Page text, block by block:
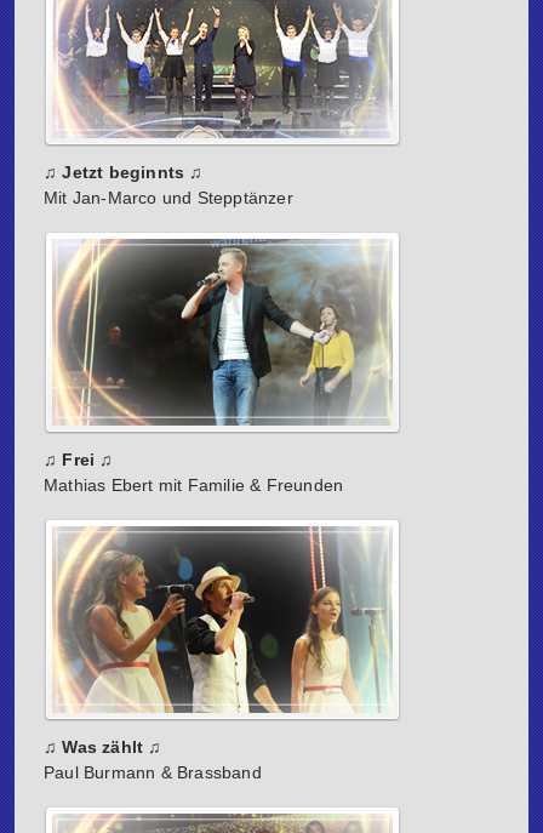
♫ Jetzt beginnts ♫
Mit Jan-Marco und Stepptänzer
♫ Frei ♫
Mathias Ebert mit Familie & Freunden
♫ Was zählt ♫
Paul Burmann & Brassband